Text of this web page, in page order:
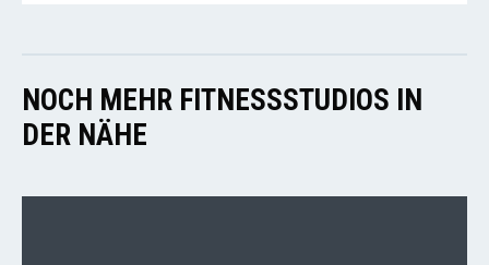
NOCH MEHR FITNESSSTUDIOS IN
DER NÄHE